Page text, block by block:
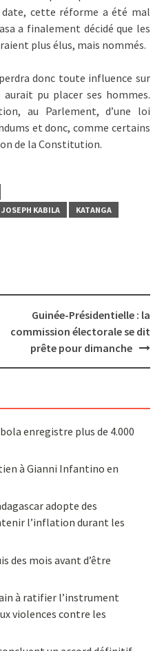
date, cette réforme a été mal
a finalement décidé que les
plus élus, mais nommés.
donc toute influence sur
pu placer ses hommes.
au Parlement, d’une loi
et donc, comme certains
de la Constitution.
JOSEPH KABILA
KATANGA
Guinée-Présidentielle : la
commission électorale se dit
prête pour dimanche
enregistre plus de 4.000
à Gianni Infantino en
adopte des
l’inflation durant les
des mois avant d’être
à ratifier l’instrument
violences contre les